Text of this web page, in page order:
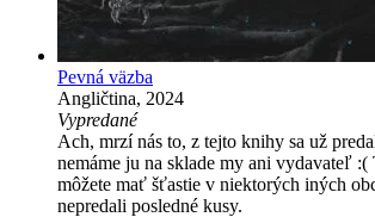
Pevná väzba
Angličtina, 2024
Vypredané
Ach, mrzí nás to, z tejto knihy sa už
nemáme ju na sklade my ani vydavateľ :(
môžete mať šťastie v niektorých iných
nepredali posledné kusy.